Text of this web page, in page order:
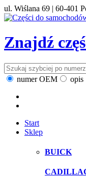
ul. Wiślana 69 | 60-401
Znajdź
numer OEM opis
Start
Sklep
BUICK